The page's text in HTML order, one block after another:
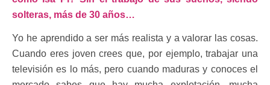
solteras, más de 30 años…
Yo he aprendido a ser más realista y a valorar las cosas.
Cuando eres joven crees que, por ejemplo, trabajar una
televisión es lo más, pero cuando maduras y conoces el